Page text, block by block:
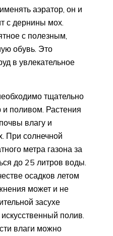
аэратор, он и
с дернины мох.
с полезным,
обувь. Это
в увлекательное
тщательно
и поливом. Растения
влагу и
При солнечной
метра газона за
до 25 литров воды.
осадков летом
может и не
засухе
полив.
влаги можно